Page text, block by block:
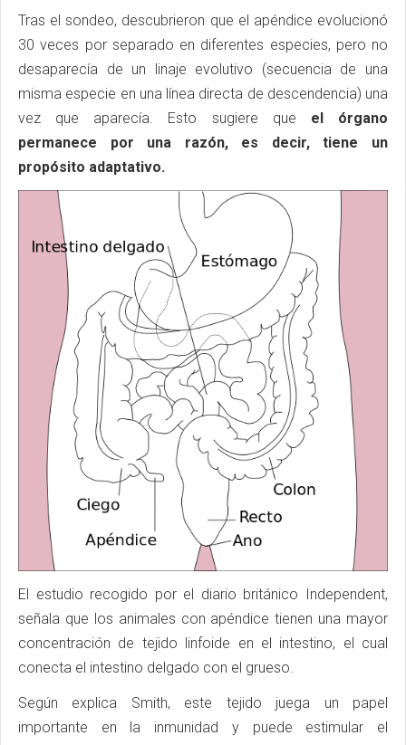
Tras el sondeo, descubrieron que el apéndice evolucionó
30 veces por separado en diferentes especies, pero no
desaparecía de un linaje evolutivo (secuencia de una
misma especie en una línea directa de descendencia) una
vez que aparecía. Esto sugiere que el órgano
permanece por una razón, es decir, tiene un
propósito adaptativo.
El estudio recogido por el diario británico Independent,
señala que los animales con apéndice tienen una mayor
concentración de tejido linfoide en el intestino, el cual
conecta el intestino delgado con el grueso.
Según explica Smith, este tejido juega un papel
importante en la inmunidad y puede estimular el